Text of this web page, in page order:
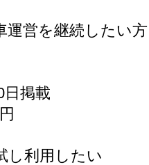
運営を継続したい
掲載
し利用したい